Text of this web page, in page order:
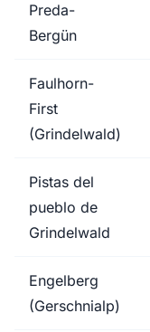
Preda-
Bergün
Faulhorn-
First
(Grindelwald)
Pistas del
pueblo de
Grindelwald
Engelberg
(Gerschnialp)